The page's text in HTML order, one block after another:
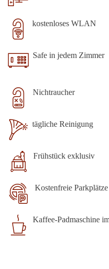
kostenloses WLAN
Safe in jedem Zimmer
Nichtraucher
tägliche Reinigung
Frühstück exklusiv
Kostenfreie Parkplätze
Kaffee-Padmaschine